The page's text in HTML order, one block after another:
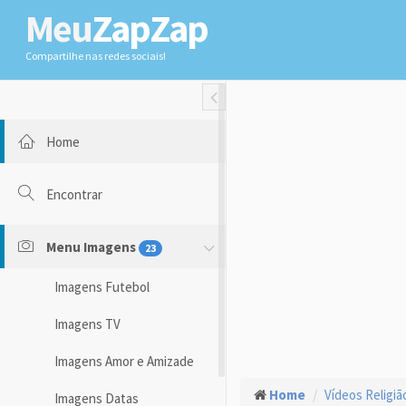
MeuZapZap
Compartilhe nas redes sociais!
Toggle Fullwidth
Home
Encontrar
Menu Imagens 23
Imagens Futebol
Imagens TV
Imagens Amor e Amizade
Imagens Datas Home Vídeos